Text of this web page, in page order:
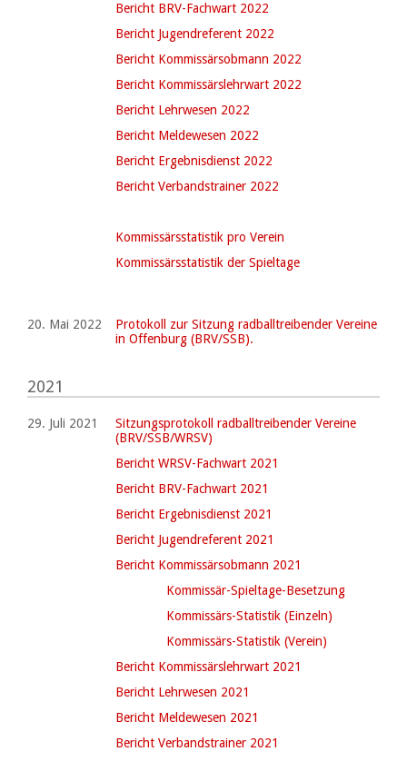
Bericht BRV-Fachwart 2022
Bericht Jugendreferent 2022
Bericht Kommissärsobmann 2022
Bericht Kommissärslehrwart 2022
Bericht Lehrwesen 2022
Bericht Meldewesen 2022
Bericht Ergebnisdienst 2022
Bericht Verbandstrainer 2022
Kommissärsstatistik pro Verein
Kommissärsstatistik der Spieltage
20. Mai 2022
Protokoll zur Sitzung radballtreibender Vereine
in Offenburg (BRV/SSB).
2021
29. Juli 2021
Sitzungsprotokoll radballtreibender Vereine
(BRV/SSB/WRSV)
Bericht WRSV-Fachwart 2021
Bericht BRV-Fachwart 2021
Bericht Ergebnisdienst 2021
Bericht Jugendreferent 2021
Bericht Kommissärsobmann 2021
Kommissär-Spieltage-Besetzung
Kommissärs-Statistik (Einzeln)
Kommissärs-Statistik (Verein)
Bericht Kommissärslehrwart 2021
Bericht Lehrwesen 2021
Bericht Meldewesen 2021
Bericht Verbandstrainer 2021